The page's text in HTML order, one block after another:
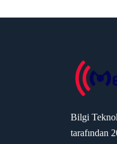
Bilgi
tarafından